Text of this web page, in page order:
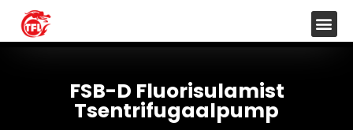
FSB-D Fluorisulamist
Tsentrifugaalpump